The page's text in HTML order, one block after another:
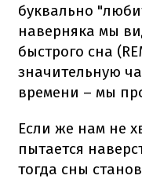
буквально
наверняка мы
быстрого сна
значительную
времени – мы
Если же нам не
пытается
тогда сны